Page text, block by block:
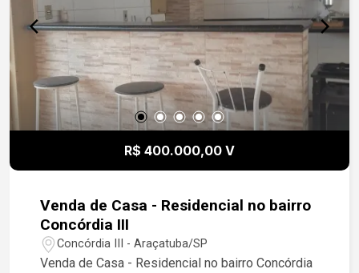
R$ 400.000,00 V
Venda de Casa - Residencial no bairro
Concórdia III
Concórdia III - Araçatuba/SP
Venda de Casa - Residencial no bairro Concórdia